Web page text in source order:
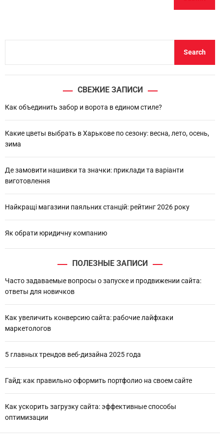
h
Search
СВЕЖИЕ ЗАПИСИ
Как объединить забор и ворота в едином стиле?
Какие цветы выбрать в Харькове по сезону: весна, лето, осень,
зима
Де замовити нашивки та значки: приклади та варіанти
виготовлення
Найкращі магазини паяльних станцій: рейтинг 2026 року
Як обрати юридичну компанию
ПОЛЕЗНЫЕ ЗАПИСИ
Часто задаваемые вопросы о запуске и продвижении сайта:
ответы для новичков
Как увеличить конверсию сайта: рабочие лайфхаки
маркетологов
5 главных трендов веб-дизайна 2025 года
Гайд: как правильно оформить портфолио на своем сайте
Как ускорить загрузку сайта: эффективные способы
оптимизации